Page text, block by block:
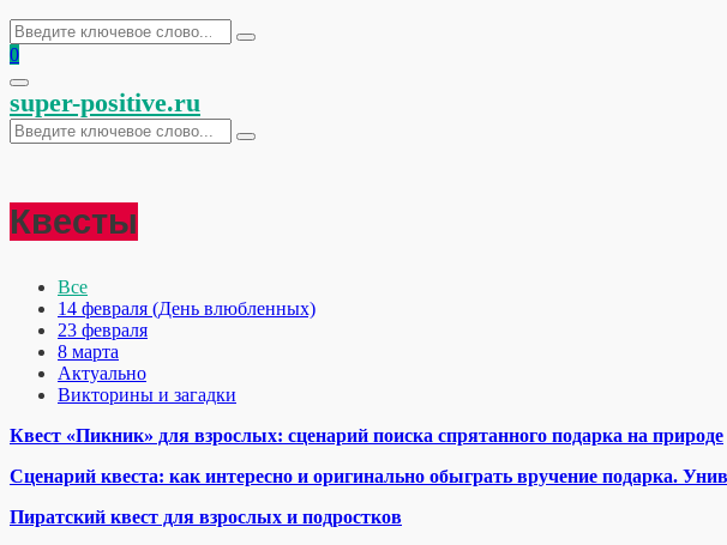
Искать:
Поиск
0
Основное
меню
super-positive.ru
Искать:
Поиск
Квесты
Все
14 февраля (День влюбленных)
23 февраля
8 марта
Актуально
Викторины и загадки
Квест «Пикник» для взрослых: сценарий поиска спрятанного подарка на природе
Сценарий квеста: как интересно и оригинально обыграть вручение подарка.
Пиратский квест для взрослых и подростков